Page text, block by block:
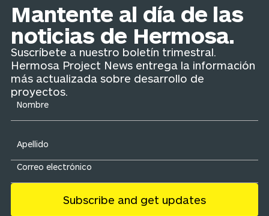
Mantente al día de las
noticias de Hermosa.
Suscríbete a nuestro boletín trimestral.
Hermosa Project News entrega la información
más actualizada sobre desarrollo de
proyectos.